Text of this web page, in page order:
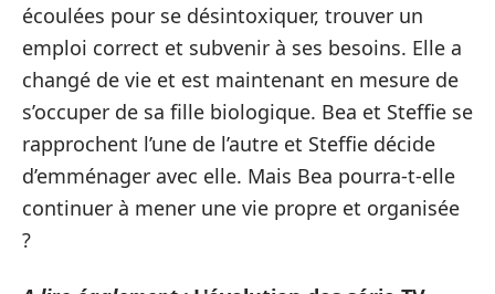
écoulées pour se désintoxiquer, trouver un
emploi correct et subvenir à ses besoins. Elle a
changé de vie et est maintenant en mesure de
s’occuper de sa fille biologique. Bea et Steffie se
rapprochent l’une de l’autre et Steffie décide
d’emménager avec elle. Mais Bea pourra-t-elle
continuer à mener une vie propre et organisée
?